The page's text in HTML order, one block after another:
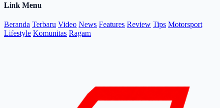
Link Menu
Beranda Terbaru Video News Features Review Tips Motorsport
Lifestyle Komunitas Ragam